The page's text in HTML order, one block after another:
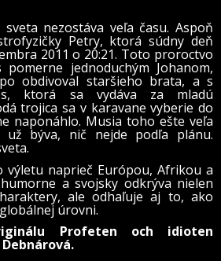
nezostáva veľa času. Aspoň
Petry, ktorá súdny deň
2011 o 20:21. Toto proroctvo
jednoduchým Johanom,
obdivoval staršieho brata, a s
ktorá sa vydáva za mladú
trojica sa v karavane vyberie do
naponáhlo. Musia toho ešte veľa
býva, nič nejde podľa plánu.
výletu naprieč Európou, Afrikou a
a svojsky odkrýva nielen
ale odhaľuje aj to, ako
úrovni.
Profeten och idioten